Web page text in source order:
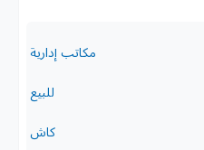
مكاتب إدارية
للبيع
كاش